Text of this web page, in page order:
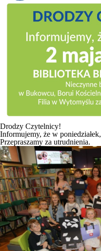
Drodzy Czytelnicy!
Informujemy, że w poniedziałek,
Przepraszamy za utrudnienia.